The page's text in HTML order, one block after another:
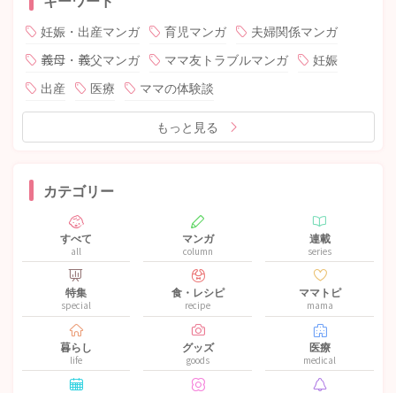
妊娠・出産マンガ 育児マンガ
夫婦関係マンガ
義母・義父マンガ
ママ友トラブルマンガ
妊娠
出産
医療 ママの体験談
もっと見る
カテゴリー
すべて
all
マンガ
column
連載
series
特集
special
食・レシピ
recipe
ママトピ
mama
暮らし
life
グッズ
goods
医療
medical